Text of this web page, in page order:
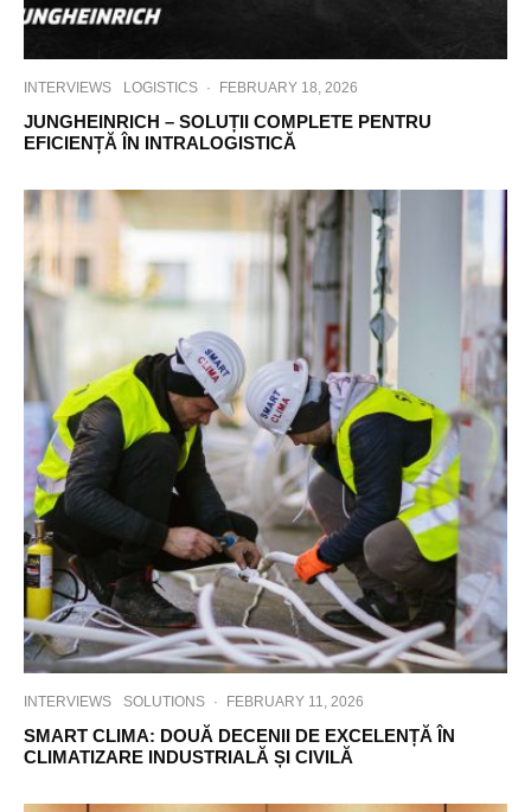
INTERVIEWS LOGISTICS · FEBRUARY 18, 2026
JUNGHEINRICH – SOLUȚII COMPLETE PENTRU
EFICIENȚĂ ÎN INTRALOGISTICĂ
INTERVIEWS SOLUTIONS · FEBRUARY 11, 2026
SMART CLIMA: DOUĂ DECENII DE EXCELENȚĂ ÎN
CLIMATIZARE INDUSTRIALĂ ȘI CIVILĂ